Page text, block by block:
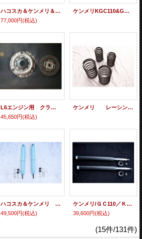
ハコスカ＆ケンメリ＆ローレル等 フロント車高調整キット
77,000円(税込)
ケンメリKGC110&GC110用 50パイ デュアルマフラー 製造中止中 問い合わせ不可
L6エンジン用 クラッチディスク＆カバーSET
45,650円(税込)
ケンメリ レーシングサスペンションＫＩＴ
ハコスカ＆ケンメリ リア用 8段調整式 ショート・アブソーバー
49,500円(税込)
ケンメリ/ＧＣ110／ＫＧＣ11フロントショートアブソーバー
39,600円(税込)
(15件/131件)